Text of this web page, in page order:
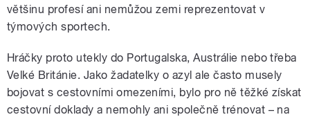
většinu profesí ani nemůžou zemi reprezentovat v
týmových sportech.
Hráčky proto utekly do Portugalska, Austrálie nebo třeba
Velké Británie. Jako žadatelky o azyl ale často musely
bojovat s cestovními omezeními, bylo pro ně těžké získat
cestovní doklady a nemohly ani společně trénovat – na